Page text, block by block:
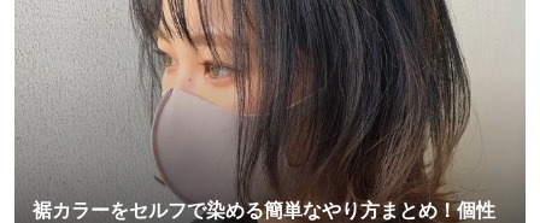
裾カラーをセルフで染める簡単なやり方まとめ！個性